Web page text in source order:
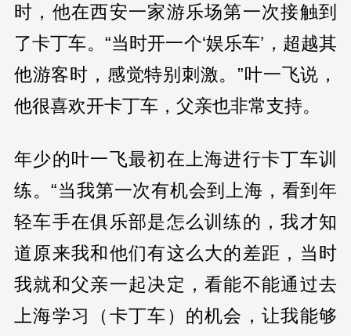
时，他在西安一家游乐场第一次接触到
了卡丁车。“当时开一个‘娱乐车’，超越其
他游客时，感觉特别刺激。”叶一飞说，
他很喜欢开卡丁车，父亲也非常支持。
年少的叶一飞最初在上海进行卡丁车训
练。“当我第一次有机会到上海，看到年
轻车手在俱乐部是怎么训练的，我才知
道原来我和他们有这么大的差距，当时
我就和父亲一起决定，看能不能通过去
上海学习（卡丁车）的机会，让我能够